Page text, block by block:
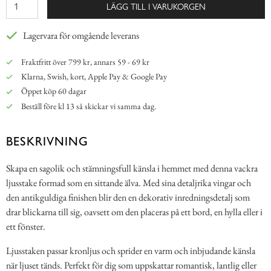
LÄGG TILL I VARUKORGEN
Lagervara för omgående leverans
Fraktfritt över 799 kr, annars 59 - 69 kr
Klarna, Swish, kort, Apple Pay & Google Pay
Öppet köp 60 dagar
Beställ före kl 13 så skickar vi samma dag.
BESKRIVNING
Skapa en sagolik och stämningsfull känsla i hemmet med denna vackra
ljusstake formad som en sittande älva. Med sina detaljrika vingar och
den antikguldiga finishen blir den en dekorativ inredningsdetalj som
drar blickarna till sig, oavsett om den placeras på ett bord, en hylla eller i
ett fönster.
Ljusstaken passar kronljus och sprider en varm och inbjudande känsla
när ljuset tänds. Perfekt för dig som uppskattar romantisk, lantlig eller